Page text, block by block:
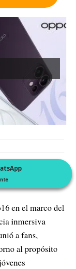
en el marco del
inmersiva
a fans,
al propósito